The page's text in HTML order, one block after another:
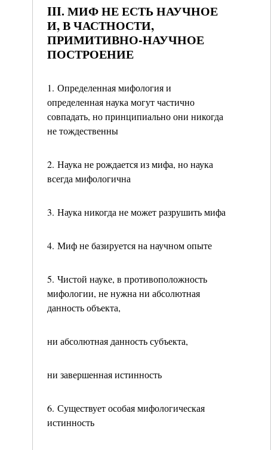
III. МИФ НЕ ЕСТЬ НАУЧНОЕ
И, В ЧАСТНОСТИ,
ПРИМИТИВНО-НАУЧНОЕ
ПОСТРОЕНИЕ
1. Определенная мифология и
определенная наука могут частично
совпадать, но принципиально они никогда
не тождественны
2. Наука не рождается из мифа, но наука
всегда мифологична
3. Наука никогда не может разрушить мифа
4. Миф не базируется на научном опыте
5. Чистой науке, в противоположность
мифологии, не нужна ни абсолютная
данность объекта,
ни абсолютная данность субъекта,
ни завершенная истинность
6. Существует особая мифологическая
истинность